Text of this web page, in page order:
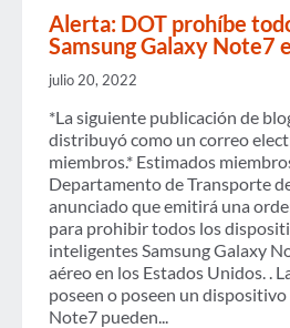
Alerta: DOT prohíbe
Samsung Galaxy Note7
julio 20, 2022
*La siguiente publicación de
distribuyó como un correo
miembros.* Estimados
Departamento de Transporte
anunciado que emitirá una
para prohibir todos los
inteligentes Samsung Galaxy
aéreo en los Estados Unidos. .
poseen o poseen un dispositivo
Note7 pueden...